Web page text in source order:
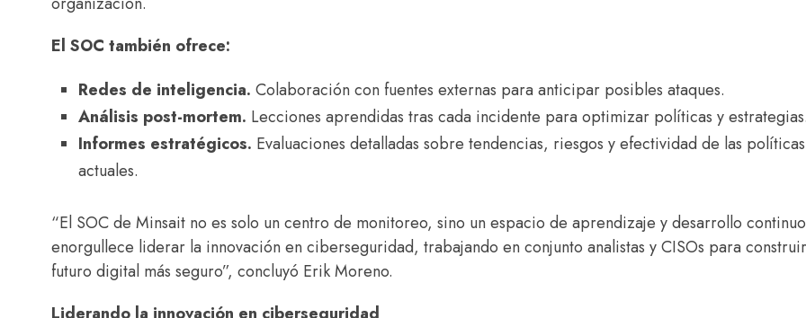
El SOC también ofrece:
Redes de inteligencia. Colaboración con fuentes externas para anticipar posibles ataques.
Análisis post-mortem. Lecciones aprendidas tras cada incidente para optimizar políticas y estrategias.
Informes estratégicos. Evaluaciones detalladas sobre tendencias, riesgos y efectividad de las políticas
actuales.
“El SOC de Minsait no es solo un centro de monitoreo, sino un espacio de aprendizaje y desarrollo
enorgullece liderar la innovación en ciberseguridad, trabajando en conjunto analistas y CISOs para
futuro digital más seguro”, concluyó Erik Moreno.